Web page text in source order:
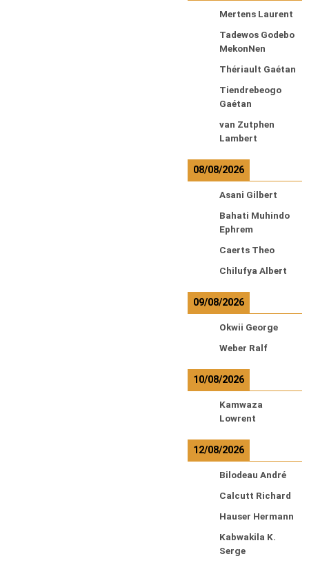
Mertens Laurent
Tadewos Godebo
MekonNen
Thériault Gaétan
Tiendrebeogo
Gaétan
van Zutphen
Lambert
08/08/2026
Asani Gilbert
Bahati Muhindo
Ephrem
Caerts Theo
Chilufya Albert
09/08/2026
Okwii George
Weber Ralf
10/08/2026
Kamwaza
Lowrent
12/08/2026
Bilodeau André
Calcutt Richard
Hauser Hermann
Kabwakila K.
Serge